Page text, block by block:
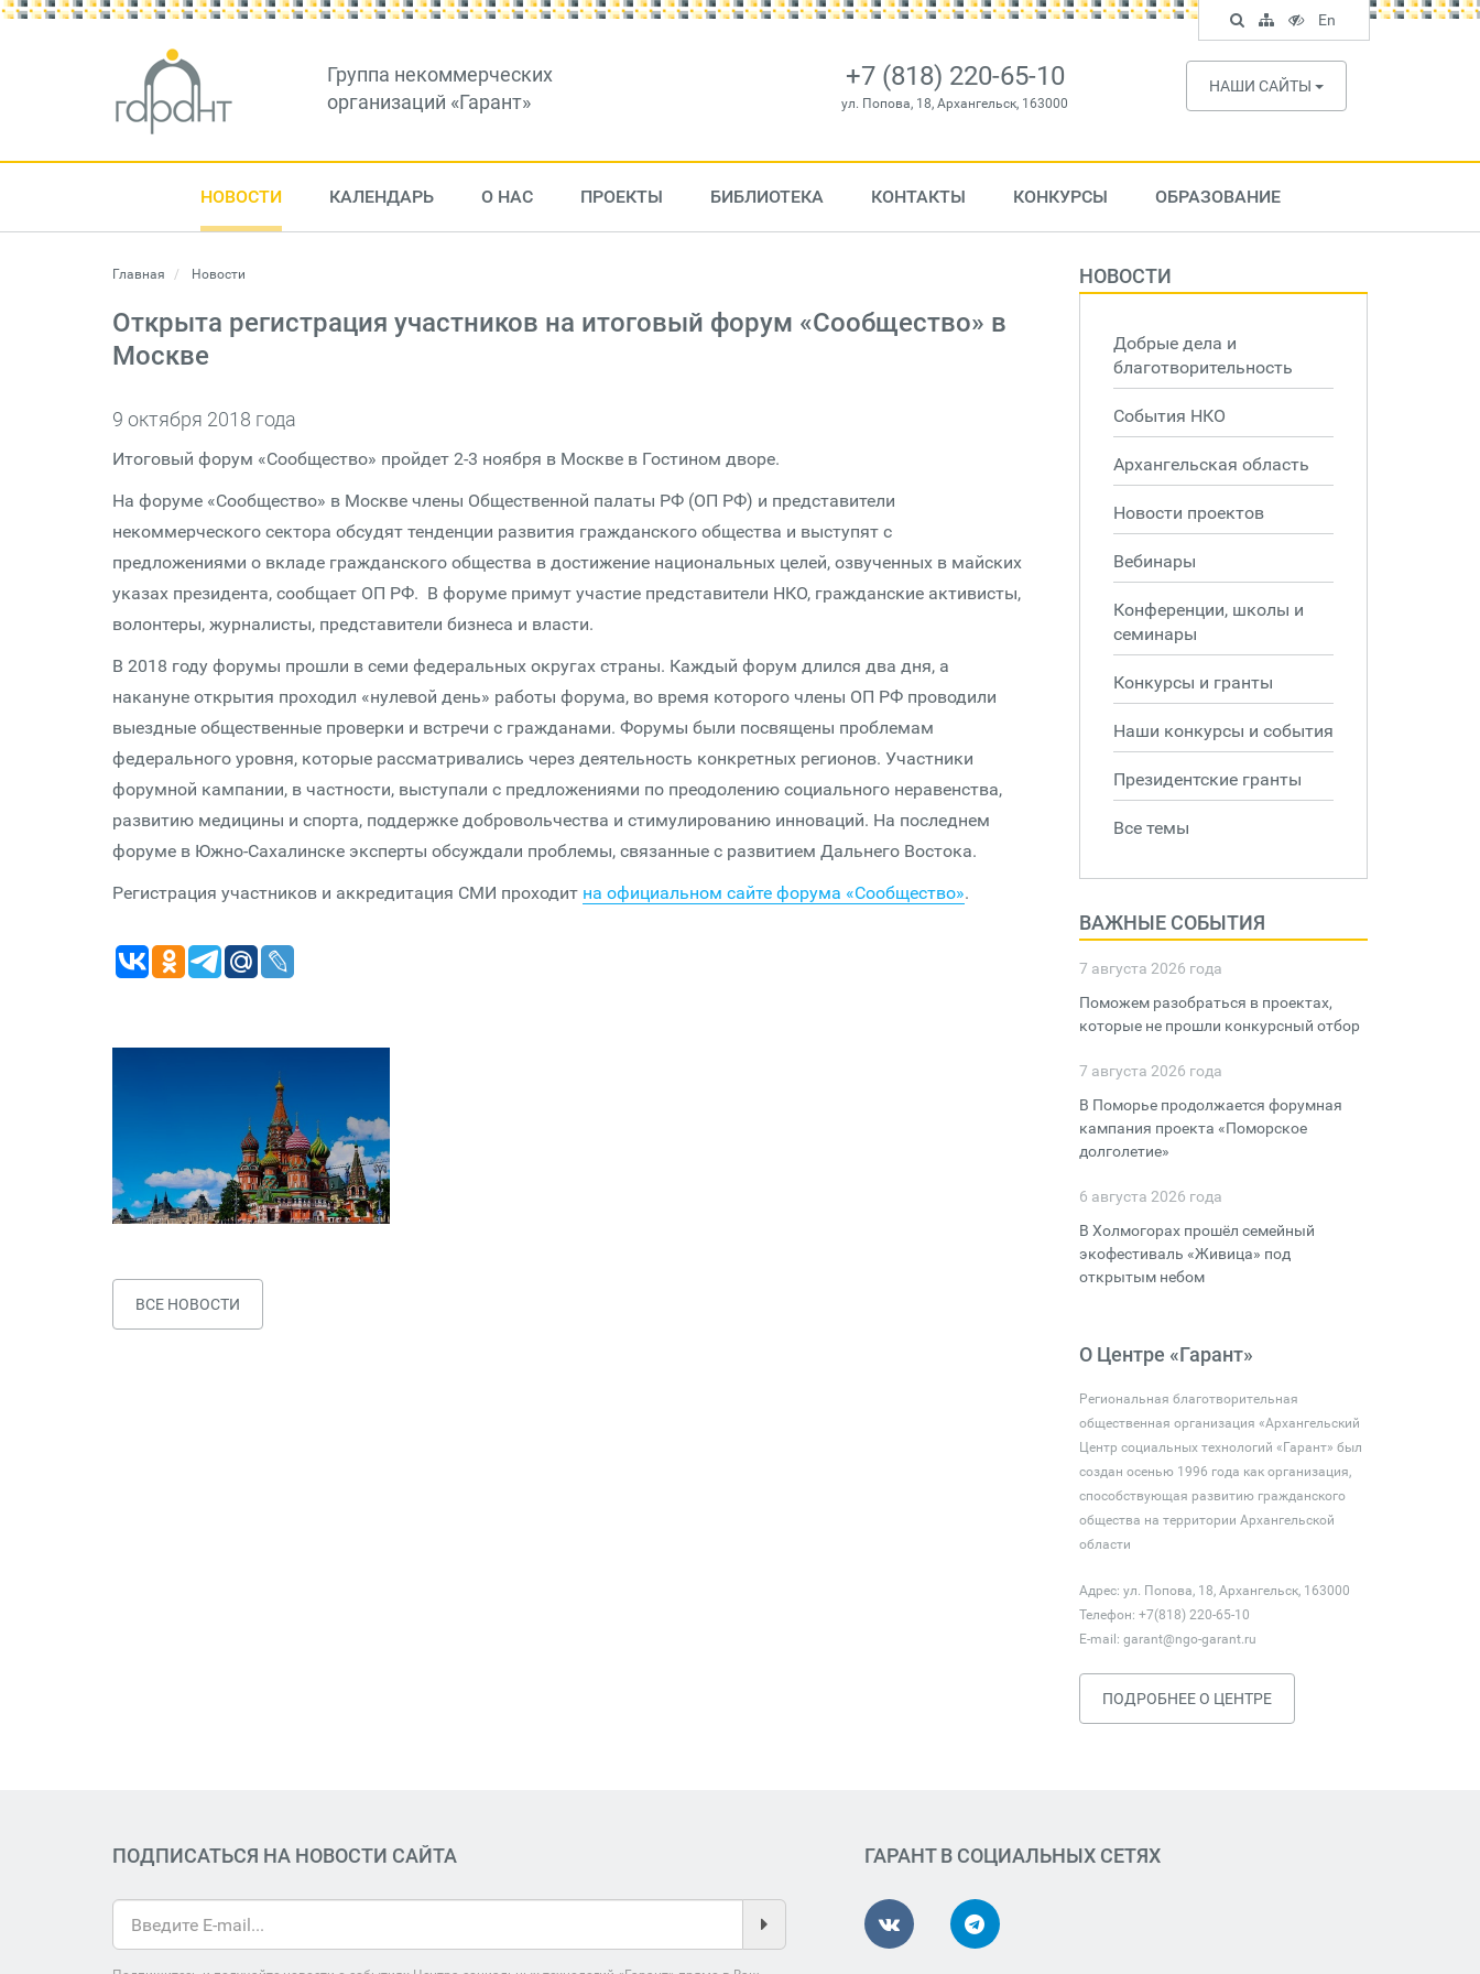
Группа некоммерческих
организаций «Гарант»
+7 (818) 220-65-10
ул. Попова, 18, Архангельск, 163000
НАШИ САЙТЫ
НОВОСТИ КАЛЕНДАРЬ О НАС ПРОЕКТЫ БИБЛИОТЕКА КОНТАКТЫ КОНКУРСЫ ОБРАЗОВАНИЕ
Главная Новости
Открыта регистрация участников на итоговый форум «Сообщество» в
Москве
9 октября 2018 года
Итоговый форум «Сообщество» пройдет 2-3 ноября в Москве в Гостином дворе.
На форуме «Сообщество» в Москве члены Общественной палаты РФ (ОП РФ) и представители
некоммерческого сектора обсудят тенденции развития гражданского общества и выступят с
предложениями о вкладе гражданского общества в достижение национальных целей, озвученных в майских
указах президента, сообщает ОП РФ. В форуме примут участие представители НКО, гражданские активисты,
волонтеры, журналисты, представители бизнеса и власти.
В 2018 году форумы прошли в семи федеральных округах страны. Каждый форум длился два дня, а
накануне открытия проходил «нулевой день» работы форума, во время которого члены ОП РФ проводили
выездные общественные проверки и встречи с гражданами. Форумы были посвящены проблемам
федерального уровня, которые рассматривались через деятельность конкретных регионов. Участники
форумной кампании, в частности, выступали с предложениями по преодолению социального неравенства,
развитию медицины и спорта, поддержке добровольчества и стимулированию инноваций. На последнем
форуме в Южно-Сахалинске эксперты обсуждали проблемы, связанные с развитием Дальнего Востока.
Регистрация участников и аккредитация СМИ проходит на официальном сайте форума «Сообщество».
ВСЕ НОВОСТИ
НОВОСТИ
Добрые дела и
благотворительность
События НКО
Архангельская область
Новости проектов
Вебинары
Конференции, школы и
семинары
Конкурсы и гранты
Наши конкурсы и события
Президентские гранты
Все темы
ВАЖНЫЕ СОБЫТИЯ
7 августа 2026 года
Поможем разобраться в проектах,
которые не прошли конкурсный отбор
7 августа 2026 года
В Поморье продолжается форумная
кампания проекта «Поморское
долголетие»
6 августа 2026 года
В Холмогорах прошёл семейный
экофестиваль «Живица» под
открытым небом
О Центре «Гарант»
Региональная благотворительная
общественная организация «Архангельский
Центр социальных технологий «Гарант» был
создан осенью 1996 года как организация,
способствующая развитию гражданского
общества на территории Архангельской
области
Адрес: ул. Попова, 18, Архангельск, 163000
Телефон: +7(818) 220-65-10
E-mail: garant@ngo-garant.ru
ПОДРОБНЕЕ О ЦЕНТРЕ
ПОДПИСАТЬСЯ НА НОВОСТИ САЙТА ГАРАНТ В СОЦИАЛЬНЫХ СЕТЯХ
Поиск
по
сайту
Карта
сайта
Версия
для
слабовидящих
En
English